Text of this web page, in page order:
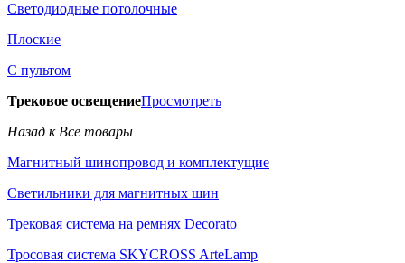
Светодиодные потолочные
Плоские
С пультом
Трековое освещениеПросмотреть
Назад к Все товары
Магнитный шинопровод и комплектущие
Светильники для магнитных шин
Трековая система на ремнях Decorato
Тросовая система SKYCROSS ArteLamp